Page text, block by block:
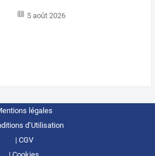
5 août 2026
légales
d’Utilisation
CGV